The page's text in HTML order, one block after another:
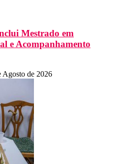
Mestrado em
e Acompanhamento
Agosto de 2026